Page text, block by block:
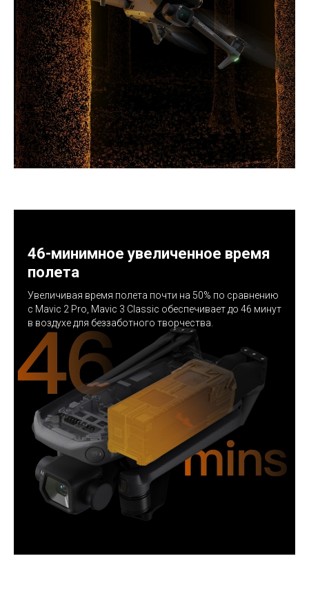
46-минимное увеличенное время
полета
Увеличивая время полета почти на 50% по сравнению
с Mavic 2 Pro, Mavic 3 Classic обеспечивает до 46 минут
в воздухе для беззаботного творчества.